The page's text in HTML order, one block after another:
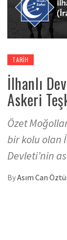
TARIH
İlhanlı
Askeri
Özet
bir kolu olan
Devleti’nin
ByAsım Can